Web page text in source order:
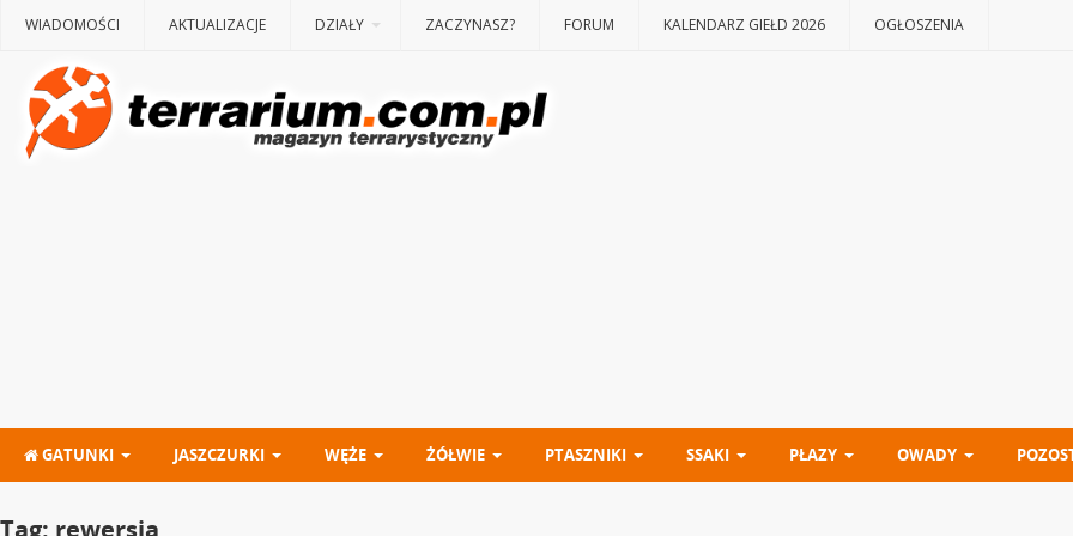
WIADOMOŚCI AKTUALIZACJE DZIAŁY ZACZYNASZ? FORUM KALENDARZ GIEŁD 2026 OGŁOSZENIA
GATUNKI JASZCZURKI WĘŻE ŻÓŁWIE PTASZNIKI SSAKI PŁAZY OWADY
Tag: rewersja